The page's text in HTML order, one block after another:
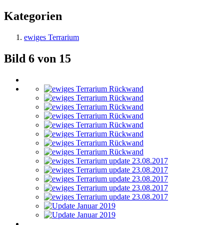
Kategorien
ewiges Terrarium
Bild 6 von 15